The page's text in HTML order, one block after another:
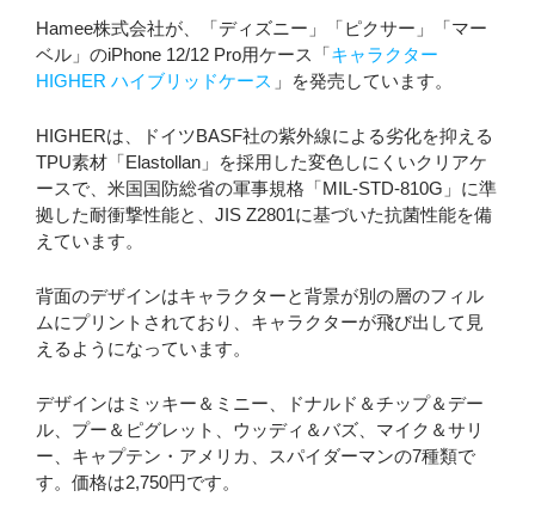
Hamee株式会社が、「ディズニー」「ピクサー」「マー
ベル」のiPhone 12/12 Pro用ケース「キャラクター
HIGHER ハイブリッドケース 」を発売しています。
HIGHERは、ドイツBASF社の紫外線による劣化を抑える
TPU素材「Elastollan」を採用した変色しにくいクリアケ
ースで、米国国防総省の軍事規格「MIL-STD-810G」に準
拠した耐衝撃性能と、JIS Z2801に基づいた抗菌性能を備
えています。
背面のデザインはキャラクターと背景が別の層のフィル
ムにプリントされており、キャラクターが飛び出して見
えるようになっています。
デザインはミッキー＆ミニー、ドナルド＆チップ＆デー
ル、プー＆ピグレット、ウッディ＆バズ、マイク＆サリ
ー、キャプテン・アメリカ、スパイダーマンの7種類で
す。価格は2,750円です。